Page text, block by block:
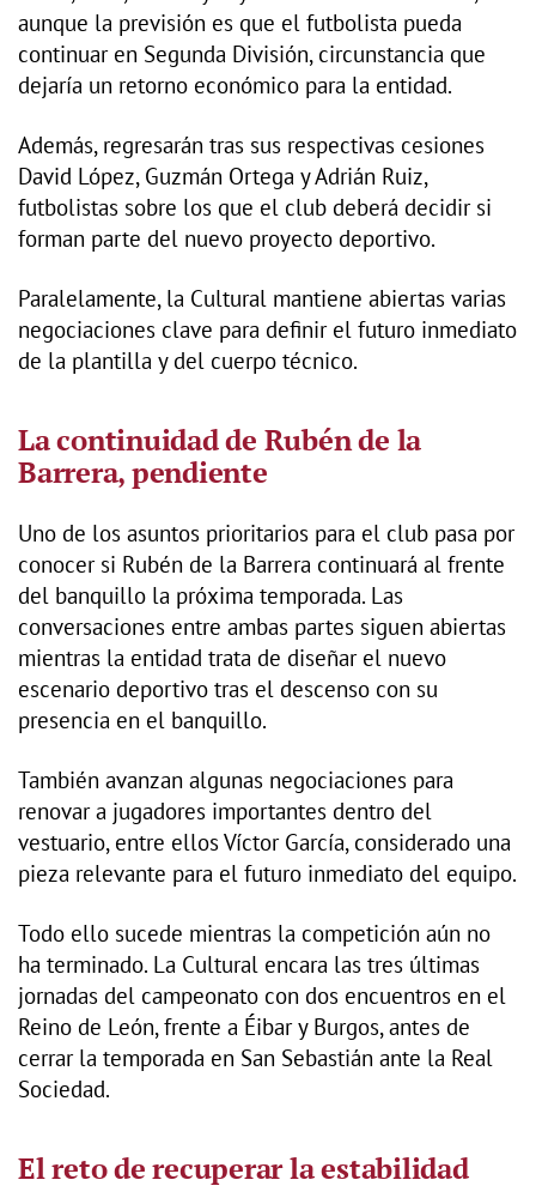
aunque la previsión es que el futbolista pueda
continuar en Segunda División, circunstancia que
dejaría un retorno económico para la entidad.
Además, regresarán tras sus respectivas cesiones
David López, Guzmán Ortega y Adrián Ruiz,
futbolistas sobre los que el club deberá decidir si
forman parte del nuevo proyecto deportivo.
Paralelamente, la Cultural mantiene abiertas varias
negociaciones clave para definir el futuro inmediato
de la plantilla y del cuerpo técnico.
La continuidad de Rubén de la
Barrera, pendiente
Uno de los asuntos prioritarios para el club pasa por
conocer si Rubén de la Barrera continuará al frente
del banquillo la próxima temporada. Las
conversaciones entre ambas partes siguen abiertas
mientras la entidad trata de diseñar el nuevo
escenario deportivo tras el descenso con su
presencia en el banquillo.
También avanzan algunas negociaciones para
renovar a jugadores importantes dentro del
vestuario, entre ellos Víctor García, considerado una
pieza relevante para el futuro inmediato del equipo.
Todo ello sucede mientras la competición aún no
ha terminado. La Cultural encara las tres últimas
jornadas del campeonato con dos encuentros en el
Reino de León, frente a Éibar y Burgos, antes de
cerrar la temporada en San Sebastián ante la Real
Sociedad.
El reto de recuperar la estabilidad